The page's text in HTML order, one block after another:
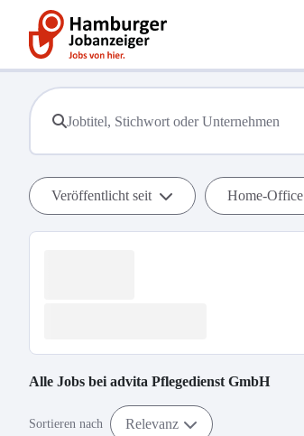
Veröffentlicht seit Home-Office
Alle Jobs bei advita Pflegedienst GmbH
Sortieren nach Relevanz